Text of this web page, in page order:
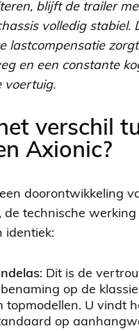
blijft de trailer
volledig stabiel.
lastcompensatie
en een constante
voertuig.
verschil
Axionic?
doorontwikkeling
de technische werking
identiek:
: Dit is de
op de
topmodellen. U vindt
op